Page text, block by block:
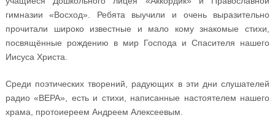
гимназии «Восход». Ребята выучили и очень выразительно
прочитали широко известные и мало кому знакомые стихи,
посвящённые рождению в мир Господа и Спасителя нашего
Иисуса Христа.
Среди поэтических творений, радующих в эти дни слушателей
радио «ВЕРА», есть и стихи, написанные настоятелем нашего
храма, протоиереем Андреем Алексеевым.